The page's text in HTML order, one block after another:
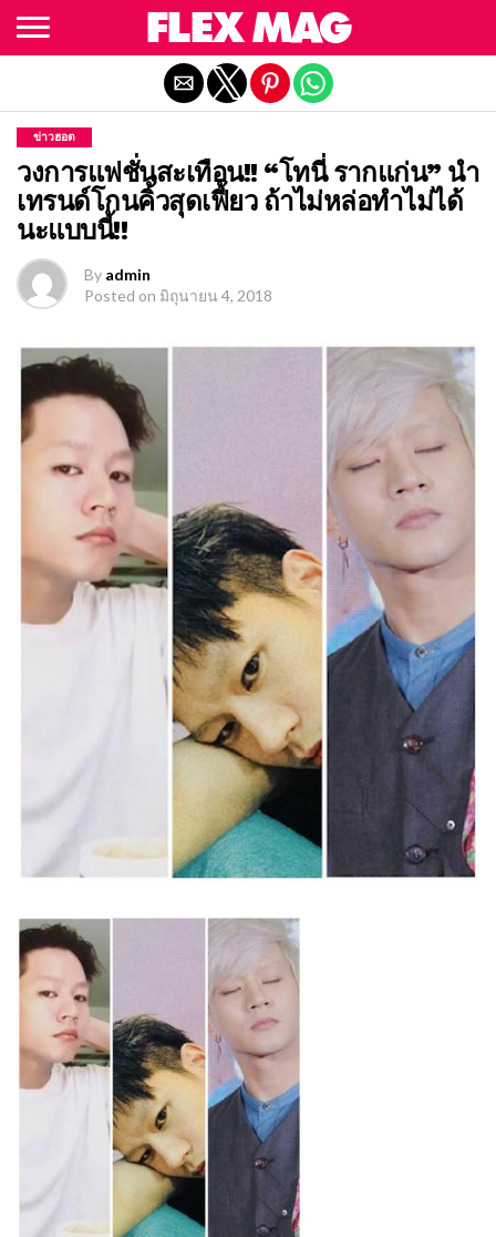
ข่าวฮอต
วงการแฟชั่นสะเทือน!! “โทนี่ รากแก่น” นำ
เทรนด์โกนคิ้วสุดเฟี้ยว ถ้าไม่หล่อทำไม่ได้
นะแบบนี้!!
By admin
Posted on มิถุนายน 4, 2018
Exit mobile version